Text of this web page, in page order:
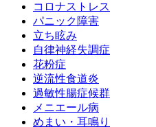
コロナストレス
パニック障害
立ち眩み
自律神経失調症
花粉症
逆流性食道炎
過敏性腸症候群
メニエール病
めまい・耳鳴り